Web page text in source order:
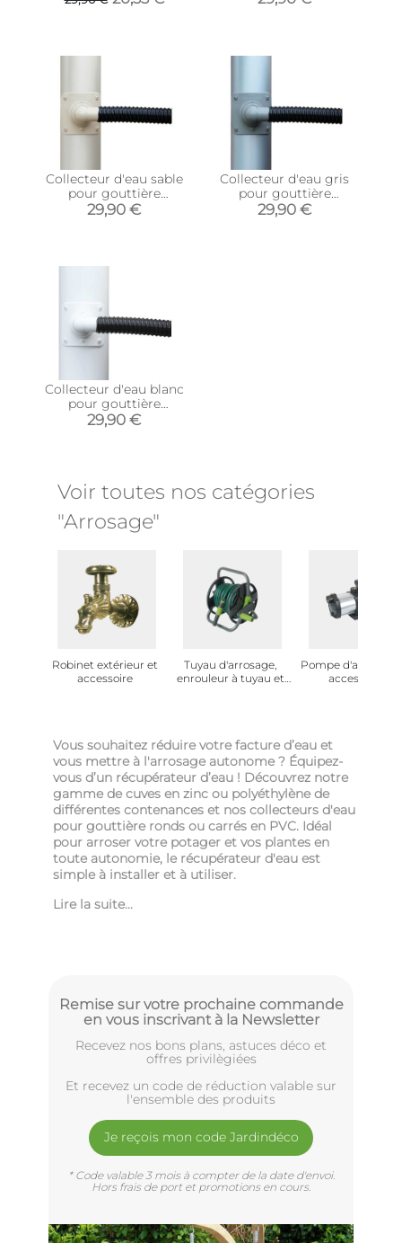
descente circulaire 80
descente circulaire 100
Collecteur d'eau sable
pour gouttière
circulaire (Pour
descente circulaire 100
29,90 €
Collecteur d'eau gris
pour gouttière
circulaire (Pour
descente circulaire 100
29,90 €
Collecteur d'eau blanc
pour gouttière
circulaire (Pour
descente circulaire 80
29,90 €
Voir toutes nos catégories
"Arrosage"
Robinet extérieur et
accessoire
Tuyau d'arrosage,
enrouleur à tuyau et
Pompe d'arrosage
accessoire
Vous souhaitez réduire votre facture d’eau et
vous mettre à l'arrosage autonome ? Équipez-
vous d’un récupérateur d’eau ! Découvrez notre
gamme de cuves en zinc ou polyéthylène de
différentes contenances et nos collecteurs d'eau
pour gouttière ronds ou carrés en PVC. Idéal
pour arroser votre potager et vos plantes en
toute autonomie, le récupérateur d'eau est
simple à installer et à utiliser.
Lire la suite...
Remise sur votre prochaine commande
en vous inscrivant à la Newsletter
Recevez nos bons plans, astuces déco et
offres privilègiées
Et recevez un code de réduction valable sur
l'ensemble des produits
Je reçois mon code Jardindéco
* Code valable 3 mois à compter de la date d'envoi.
Hors frais de port et promotions en cours.